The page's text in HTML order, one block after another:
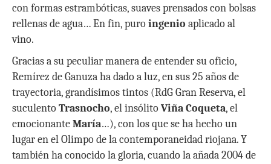
con formas estrambóticas, suaves prensados con bolsas
rellenas de agua… En fin, puroingenio aplicado al
vino.
Gracias a su peculiar manera de entender su oficio,
Remírez de Ganuza ha dado a luz, en sus 25 años de
trayectoria, grandísimos tintos (RdG Gran Reserva, el
suculentoTrasnocho, el insólitoViña Coqueta, el
emocionanteMaría…), con los que se ha hecho un
lugar en el Olimpo de la contemporaneidad riojana. Y
también ha conocido la gloria, cuando la añada 2004 de